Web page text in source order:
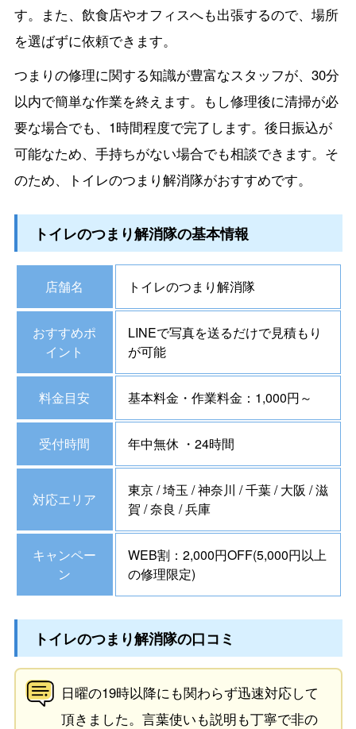
す。また、飲食店やオフィスへも出張するので、場所
を選ばずに依頼できます。
つまりの修理に関する知識が豊富なスタッフが、30分
以内で簡単な作業を終えます。もし修理後に清掃が必
要な場合でも、1時間程度で完了します。後日振込が
可能なため、手持ちがない場合でも相談できます。そ
のため、トイレのつまり解消隊がおすすめです。
トイレのつまり解消隊の基本情報
店舗名 トイレのつまり解消隊
おすすめポ
イント
LINEで写真を送るだけで見積もり
が可能
料金目安 基本料金・作業料金：1,000円～
受付時間 年中無休 ・24時間
対応エリア
東京 / 埼玉 / 神奈川 / 千葉 / 大阪 / 滋
賀 / 奈良 / 兵庫
キャンペー
ン
WEB割：2,000円OFF(5,000円以上
の修理限定)
トイレのつまり解消隊の口コミ
日曜の19時以降にも関わらず迅速対応して
頂きました。言葉使いも説明も丁寧で非の